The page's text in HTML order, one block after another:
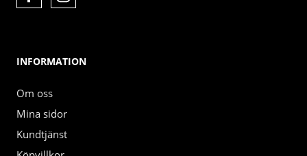
INFORMATION
Om oss
Mina sidor
Kundtjänst